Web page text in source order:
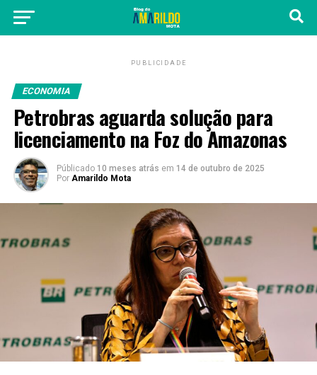
PUBLICIDADE
ECONOMIA
Petrobras aguarda solução para
licenciamento na Foz do Amazonas
Públicado 10 meses atrás em 14 de outubro de 2025
Por Amarildo Mota